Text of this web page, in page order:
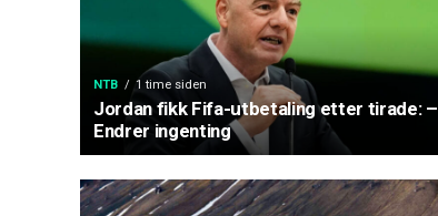
NTB 1 time siden
Jordan fikk Fifa-utbetaling etter tirade: –
Endrer ingenting